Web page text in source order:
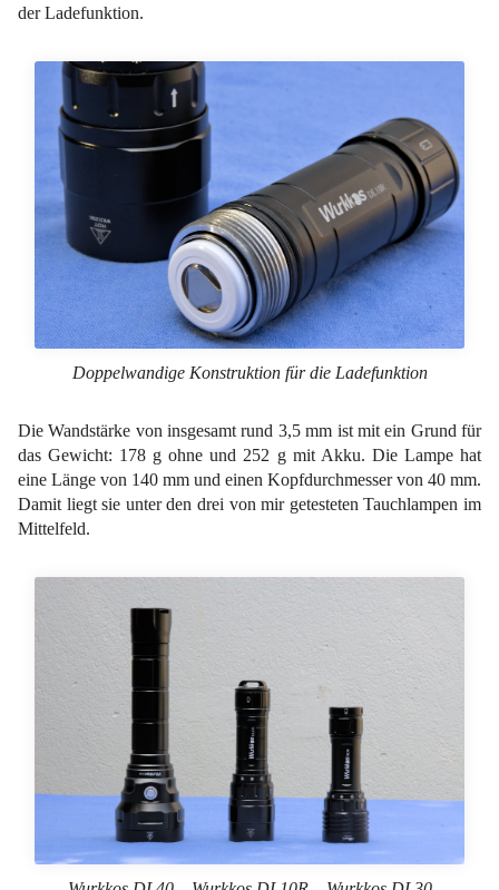
der Ladefunktion.
Doppelwandige Konstruktion für die Ladefunktion
Die Wandstärke von insgesamt rund 3,5 mm ist mit ein Grund für
das Gewicht: 178 g ohne und 252 g mit Akku. Die Lampe hat
eine Länge von 140 mm und einen Kopfdurchmesser von 40 mm.
Damit liegt sie unter den drei von mir getesteten Tauchlampen im
Mittelfeld.